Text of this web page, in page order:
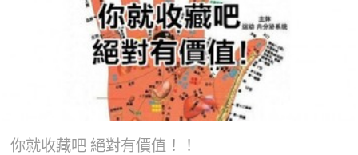
你就收藏吧 絕對有價值！！